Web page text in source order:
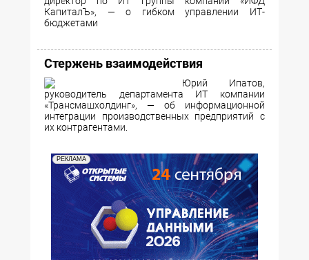
КапиталЪ», — о гибком управлении ИТ-
бюджетами
Стержень взаимодействия
Юрий Ипатов,
руководитель департамента ИТ компании
«Трансмашхолдинг», — об информационной
интеграции производственных предприятий с
их контрагентами.
РЕКЛАМА